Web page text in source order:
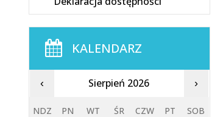
KALENDARZ
‹ Sierpień 2026 ›
NDZ PN WT ŚR CZW PT SOB